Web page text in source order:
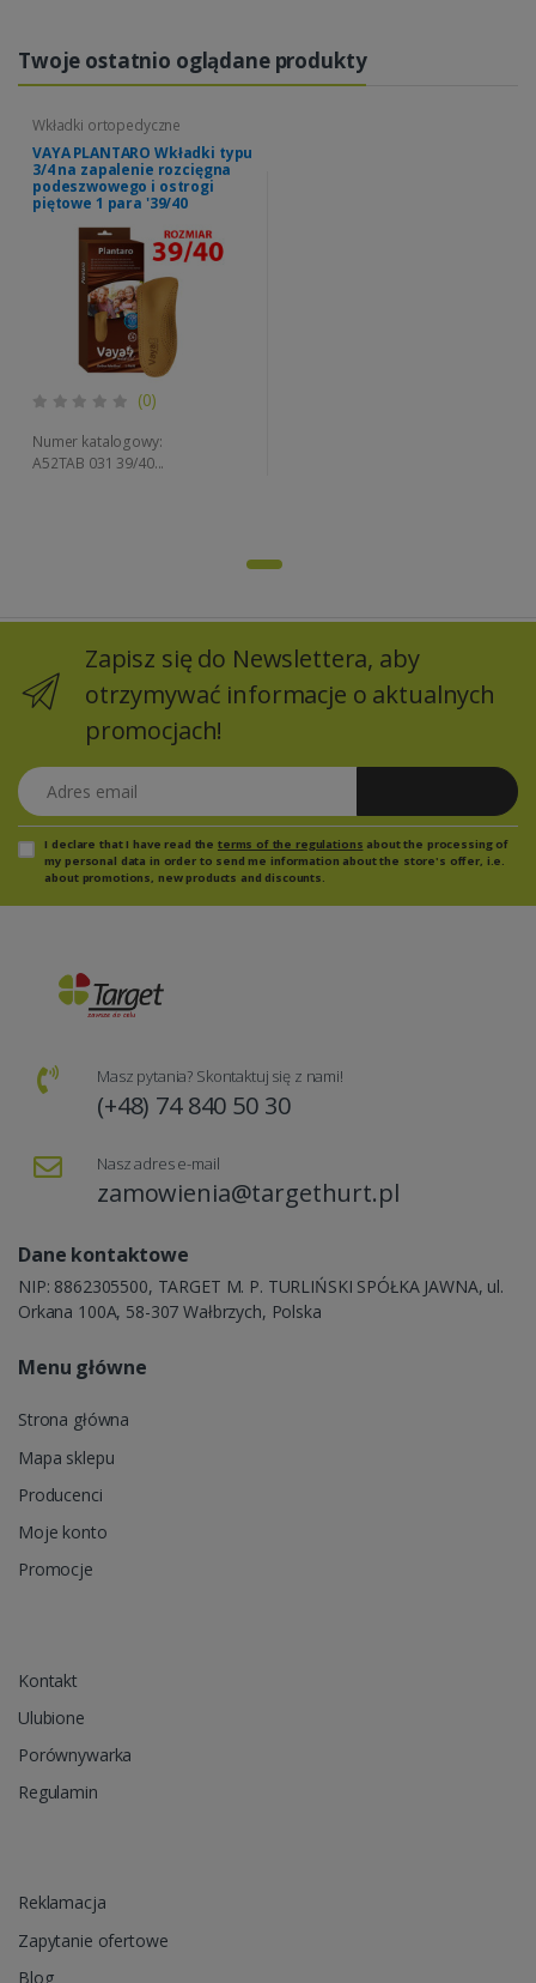
Twoje ostatnio oglądane produkty
Wkładki ortopedyczne
VAYA PLANTARO Wkładki typu
3/4 na zapalenie rozcięgna
podeszwowego i ostrogi
piętowe 1 para '39/40
(0)
Numer katalogowy:
A52TAB 031 39/40...
Zapisz się do Newslettera, aby
otrzymywać informacje o aktualnych
promocjach!
Adres email
I declare that I have read the terms of the regulations about the processing of
my personal data in order to send me information about the store's offer, i.e.
about promotions, new products and discounts.
Masz pytania? Skontaktuj się z nami!
(+48) 74 840 50 30
Nasz adres e-mail
zamowienia@targethurt.pl
Dane kontaktowe
NIP: 8862305500, TARGET M. P. TURLIŃSKI SPÓŁKA JAWNA, ul.
Orkana 100A, 58-307 Wałbrzych, Polska
Menu główne
Strona główna
Mapa sklepu
Producenci
Moje konto
Promocje
Kontakt
Ulubione
Porównywarka
Regulamin
Reklamacja
Zapytanie ofertowe
Blog